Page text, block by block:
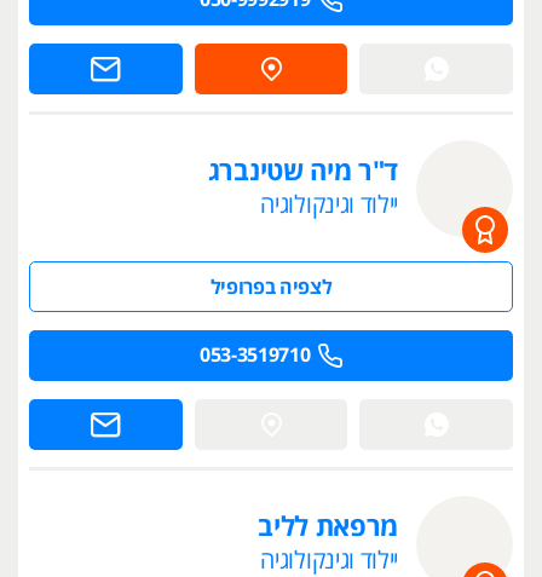
ד"ר מיה שטינברג
יילוד וגינקולוגיה
לצפיה בפרופיל
053-3519710
מרפאת לליב
יילוד וגינקולוגיה